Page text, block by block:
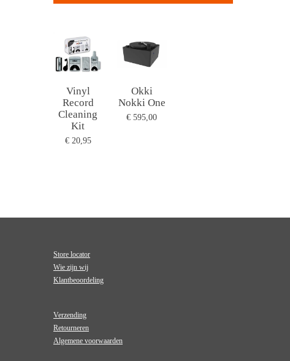
Vinyl
Record
Cleaning
Kit
€ 20,95
Okki
Nokki One
€ 595,00
Store locator
Wie zijn wij
Klantbeoordeling
Verzending
Retourneren
Algemene voorwaarden